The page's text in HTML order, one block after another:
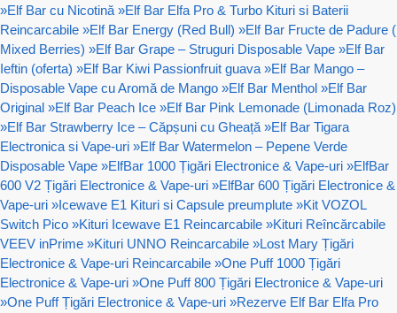
»Elf Bar cu Nicotină »Elf Bar Elfa Pro & Turbo Kituri si Baterii
Reincarcabile »Elf Bar Energy (Red Bull) »Elf Bar Fructe de Padure (
Mixed Berries) »Elf Bar Grape – Struguri Disposable Vape »Elf Bar
Ieftin (oferta) »Elf Bar Kiwi Passionfruit guava »Elf Bar Mango –
Disposable Vape cu Aromă de Mango »Elf Bar Menthol »Elf Bar
Original »Elf Bar Peach Ice »Elf Bar Pink Lemonade (Limonada Roz)
»Elf Bar Strawberry Ice – Căpșuni cu Gheață »Elf Bar Tigara
Electronica si Vape-uri »Elf Bar Watermelon – Pepene Verde
Disposable Vape »ElfBar 1000 Țigări Electronice & Vape-uri »ElfBar
600 V2 Țigări Electronice & Vape-uri »ElfBar 600 Țigări Electronice &
Vape-uri »Icewave E1 Kituri si Capsule preumplute »Kit VOZOL
Switch Pico »Kituri Icewave E1 Reincarcabile »Kituri Reîncărcabile
VEEV inPrime »Kituri UNNO Reincarcabile »Lost Mary Țigări
Electronice & Vape-uri Reincarcabile »One Puff 1000 Țigări
Electronice & Vape-uri »One Puff 800 Țigări Electronice & Vape-uri
»One Puff Țigări Electronice & Vape-uri »Rezerve Elf Bar Elfa Pro